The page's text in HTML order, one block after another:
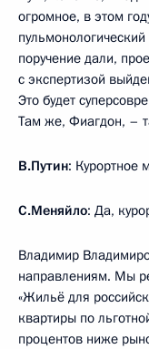
огромное, в этом
поручение дали,
с экспертизой
Это будет
Там же, Фиагдон, –
В.Путин: Курортное
С.Меняйло: Да,
Владимир
направлениям. Мы
«Жильё для
квартиры по
процентов ниже